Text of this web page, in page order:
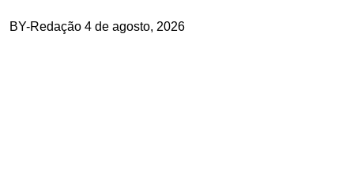
BY-Redação 4 de agosto, 2026